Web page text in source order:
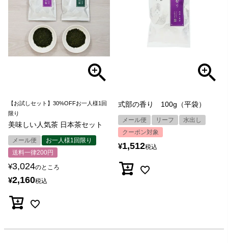
【お試しセット】30%OFFお一人様1回
限り
美味しい人気茶 日本茶セット
メール便
お一人様1回限り
送料一律200円
¥3,024のところ
¥2,160税込
式部の香り 100g（平袋）
メール便 リーフ
水出し
クーポン対象
¥1,512税込